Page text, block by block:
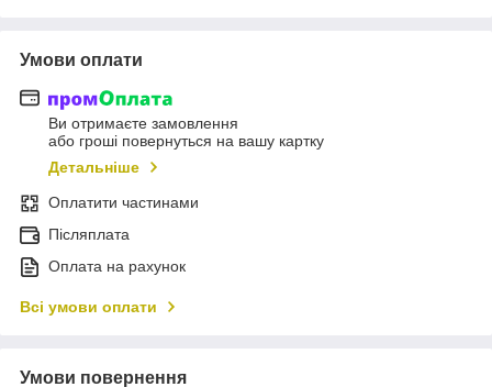
Умови оплати
Ви отримаєте замовлення
або гроші повернуться на вашу картку
Детальніше
Оплатити частинами
Післяплата
Оплата на рахунок
Всі умови оплати
Умови повернення